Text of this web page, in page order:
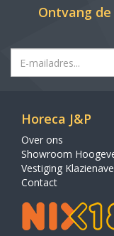
Ontvang
Horeca J&P
Over ons
Showroom
Vestiging
Contact